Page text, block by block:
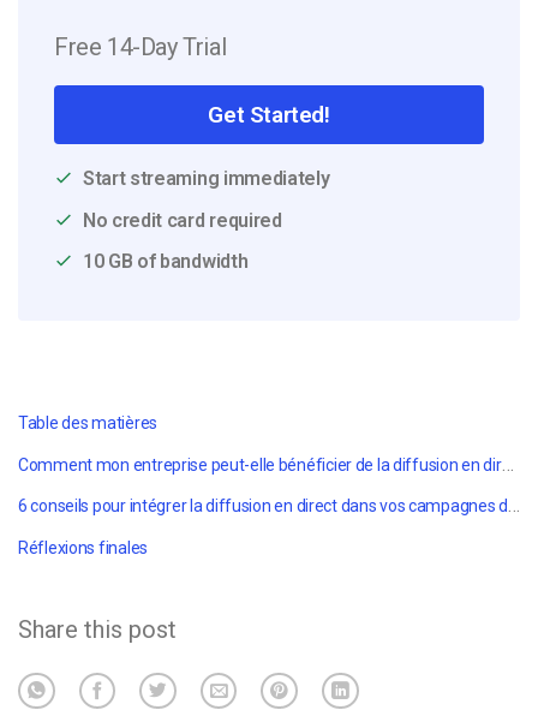
Free 14-Day Trial
Get Started!
Start streaming immediately
No credit card required
10 GB of bandwidth
Table des matières
Comment mon entreprise peut-elle bénéficier de la diffusion en direct ?
6 conseils pour intégrer la diffusion en direct dans vos campagnes d'e-mailing
Réflexions finales
Share this post